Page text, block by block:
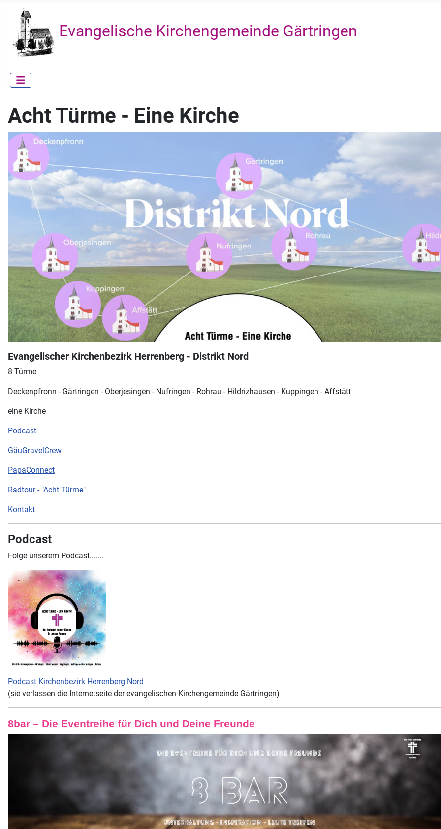
Evangelische Kirchengemeinde Gärtringen
Acht Türme - Eine Kirche
Evangelischer Kirchenbezirk Herrenberg - Distrikt Nord
8 Türme
Deckenpfronn - Gärtringen - Oberjesingen - Nufringen - Rohrau - Hildrizhausen - Kuppingen - Affstätt
eine Kirche
Podcast
GäuGravelCrew
PapaConnect
Radtour - "Acht Türme"
Kontakt
Podcast
Folge unserem Podcast.......
Podcast Kirchenbezirk Herrenberg Nord
(sie verlassen die Internetseite der evangelischen Kirchengemeinde Gärtringen)
8bar – Die Eventreihe für Dich und Deine Freunde